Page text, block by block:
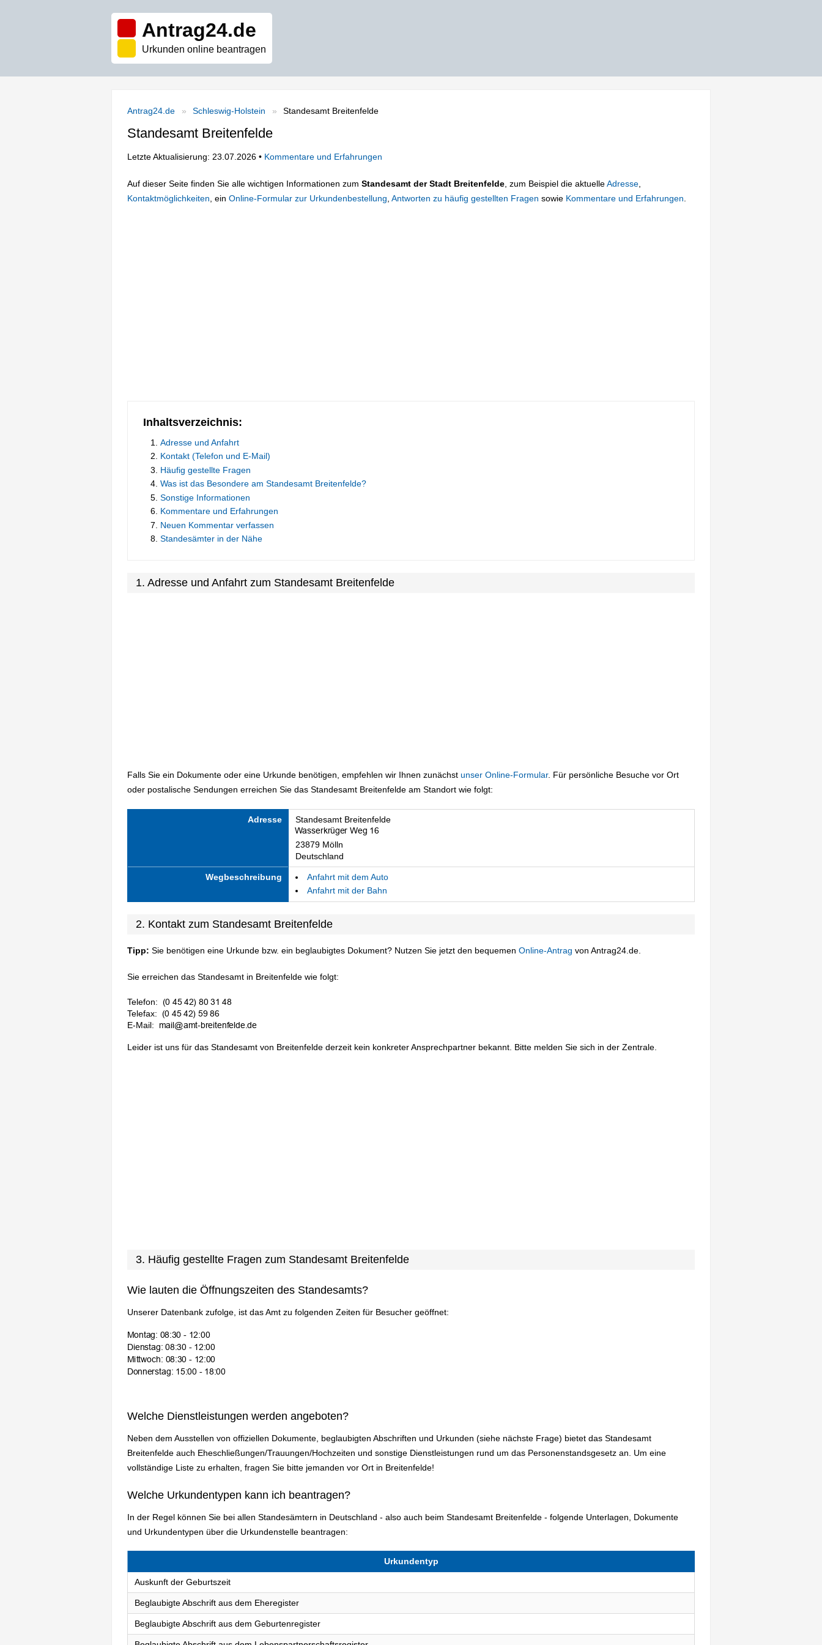
Antrag24.de
Urkunden online beantragen
Antrag24.de Schleswig-Holstein Standesamt Breitenfelde
Standesamt Breitenfelde
Letzte Aktualisierung: 23.07.2026 • Kommentare und Erfahrungen
Auf dieser Seite finden Sie alle wichtigen Informationen zum Standesamt der Stadt Breitenfelde , zum Beispiel die aktuelleAdresse
Kontaktmöglichkeiten , ein Online-Formular zur Urkundenbestellung Antworten zu häufig gestellten Fragen sowie Kommentare und Erfahrungen
Inhaltsverzeichnis:
Adresse und Anfahrt
Kontakt (Telefon und E-Mail)
Häufig gestellte Fragen
Was ist das Besondere am Standesamt Breitenfelde?
Sonstige Informationen
Kommentare und Erfahrungen
Neuen Kommentar verfassen
Standesämter in der Nähe
1. Adresse und Anfahrt zum Standesamt Breitenfelde
Falls Sie ein Dokumente oder eine Urkunde benötigen, empfehlen wir Ihnen zunächst unser Online-Formular. Für persönliche Besuche vor Ort
oder postalische Sendungen erreichen Sie das Standesamt Breitenfelde am Standort wie folgt:
Adresse Standesamt Breitenfelde
23879 Mölln
Deutschland
Wegbeschreibung
Anfahrt mit dem Auto
Anfahrt mit der Bahn
2. Kontakt zum Standesamt Breitenfelde
Tipp: Sie benötigen eine Urkunde bzw. ein beglaubigtes Dokument? Nutzen Sie jetzt den bequemen Online-Antrag von Antrag24.de.
Sie erreichen das Standesamt in Breitenfelde wie folgt:
Telefon:
Telefax:
E-Mail:
Leider ist uns für das Standesamt von Breitenfelde derzeit kein konkreter Ansprechpartner bekannt. Bitte melden Sie sich in der Zentrale.
3. Häufig gestellte Fragen zum Standesamt Breitenfelde
Wie lauten die Öffnungszeiten des Standesamts?
Unserer Datenbank zufolge, ist das Amt zu folgenden Zeiten für Besucher geöffnet:
Welche Dienstleistungen werden angeboten?
Neben dem Ausstellen von offiziellen Dokumente, beglaubigten Abschriften und Urkunden (siehe nächste Frage) bietet das Standesamt
Breitenfelde auch Eheschließungen/Trauungen/Hochzeiten und sonstige Dienstleistungen rund um das Personenstandsgesetz an. Um eine
vollständige Liste zu erhalten, fragen Sie bitte jemanden vor Ort in Breitenfelde!
Welche Urkundentypen kann ich beantragen?
In der Regel können Sie bei allen Standesämtern in Deutschland - also auch beim Standesamt Breitenfelde - folgende Unterlagen, Dokumente
und Urkundentypen über die Urkundenstelle beantragen:
Urkundentyp
Auskunft der Geburtszeit
Beglaubigte Abschrift aus dem Eheregister
Beglaubigte Abschrift aus dem Geburtenregister